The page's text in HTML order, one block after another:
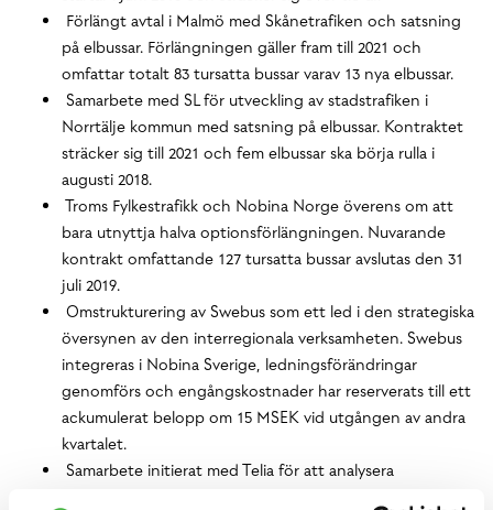
Förlängt avtal i Malmö med Skånetrafiken och satsning
på elbussar. Förlängningen gäller fram till 2021 och
omfattar totalt 83 tursatta bussar varav 13 nya elbussar.
Samarbete med SL för utveckling av stadstrafiken i
Norrtälje kommun med satsning på elbussar. Kontraktet
sträcker sig till 2021 och fem elbussar ska börja rulla i
augusti 2018.
Troms Fylkestrafikk och Nobina Norge överens om att
bara utnyttja halva optionsförlängningen. Nuvarande
kontrakt omfattande 127 tursatta bussar avslutas den 31
juli 2019.
Omstrukturering av Swebus som ett led i den strategiska
översynen av den interregionala verksamheten. Swebus
integreras i Nobina Sverige, ledningsförändringar
genomförs och engångskostnader har reserverats till ett
ackumulerat belopp om 15 MSEK vid utgången av andra
kvartalet.
Samarbete initierat med Telia för att analysera